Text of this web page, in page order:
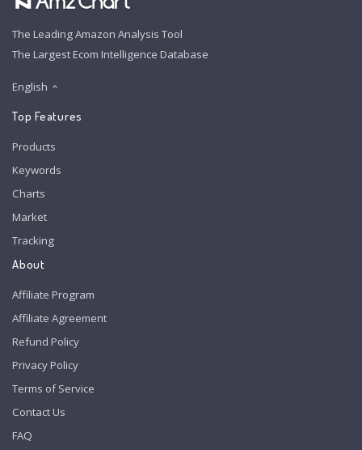
The Leading Amazon Analysis Tool
The Largest Ecom Intelligence Database
English
Top Features
Products
Keywords
Charts
Market
Tracking
About
Affiliate Program
Affiliate Agreement
Refund Policy
Privacy Policy
Terms of Service
Contact Us
FAQ